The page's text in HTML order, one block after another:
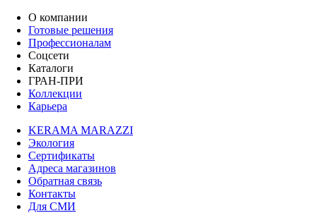
О компании
Готовые решения
Профессионалам
Соцсети
Каталоги
ГРАН-ПРИ
Коллекции
Карьера
KERAMA MARAZZI
Экология
Сертификаты
Адреса магазинов
Обратная связь
Контакты
Для СМИ